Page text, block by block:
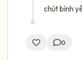
chút bình
0